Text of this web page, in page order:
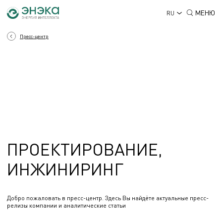
RU МЕНЮ
Пресс-центр
ПРОЕКТИРОВАНИЕ,
ИНЖИНИРИНГ
Добро пожаловать в пресс-центр. Здесь Вы найдёте актуальные пресс-
релизы компании и аналитические статьи